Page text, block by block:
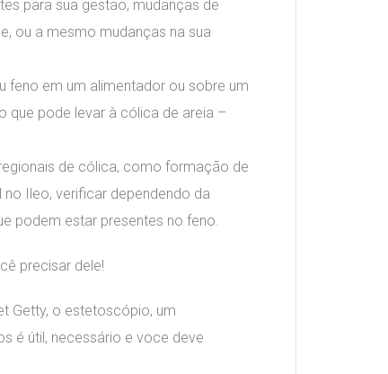
para sua gestão, mudanças de
ou a mesmo mudanças na sua
feno em um alimentador ou sobre um
que pode levar à cólica de areia –
de cólica, como formação de
Ileo, verificar dependendo da
podem estar presentes no feno.
precisar dele!
Getty, o estetoscópio, um
é útil, necessário e voce deve